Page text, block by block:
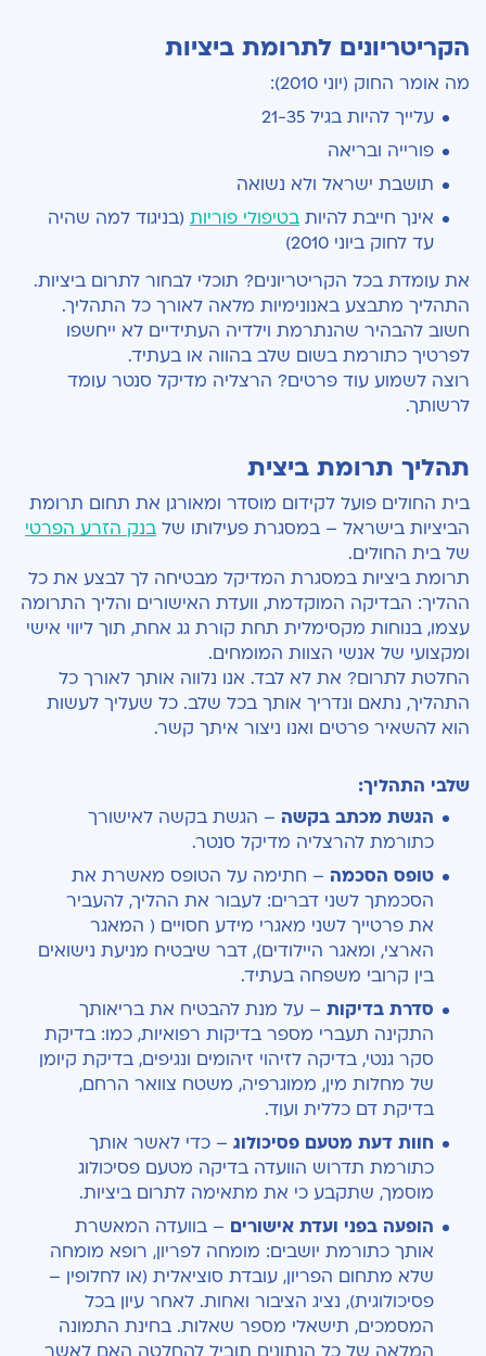
הקריטריונים לתרומת ביציות
מה אומר החוק (יוני 2010):
עלייך להיות בגיל 21-35
פורייה ובריאה
תושבת ישראל ולא נשואה
אינך חייבת להיותבטיפולי פוריות (בניגוד למה שהיה
עד לחוק ביוני 2010)
את עומדת בכל הקריטריונים? תוכלי לבחור לתרום ביציות.
התהליך מתבצע באנונימיות מלאה לאורך כל התהליך.
חשוב להבהיר שהנתרמת וילדיה העתידיים לא ייחשפו
לפרטיך כתורמת בשום שלב בהווה או בעתיד.
רוצה לשמוע עוד פרטים? הרצליה מדיקל סנטר עומד
לרשותך.
תהליך תרומת ביצית
בית החולים פועל לקידום מוסדר ומאורגן את תחום תרומת
הביציות בישראל – במסגרת פעילותו של בנק הזרע הפרטי
של בית החולים.
תרומת ביציות במסגרת המדיקל מבטיחה לך לבצע את כל
ההליך: הבדיקה המוקדמת, וועדת האישורים והליך התרומה
עצמו, בנוחות מקסימלית תחת קורת גג אחת, תוך ליווי אישי
ומקצועי של אנשי הצוות המומחים.
החלטת לתרום? את לא לבד. אנו נלווה אותך לאורך כל
התהליך, נתאם ונדריך אותך בכל שלב. כל שעליך לעשות
הוא להשאיר פרטים ואנו ניצור איתך קשר.
שלבי התהליך:
הגשת מכתב בקשה – הגשת בקשה לאישורך
כתורמת להרצליה מדיקל סנטר.
טופס הסכמה – חתימה על הטופס מאשרת את
הסכמתך לשני דברים: לעבור את ההליך, להעביר
את פרטייך לשני מאגרי מידע חסויים ( המאגר
הארצי, ומאגר היילודים), דבר שיבטיח מניעת נישואים
בין קרובי משפחה בעתיד.
סדרת בדיקות – על מנת להבטיח את בריאותך
התקינה תעברי מספר בדיקות רפואיות, כמו: בדיקת
סקר גנטי, בדיקה לזיהוי זיהומים ונגיפים, בדיקת קיומן
של מחלות מין, ממוגרפיה, משטח צוואר הרחם,
בדיקת דם כללית ועוד.
חוות דעת מטעם פסיכולוג – כדי לאשר אותך
כתורמת תדרוש הוועדה בדיקה מטעם פסיכולוג
מוסמך, שתקבע כי את מתאימה לתרום ביציות.
הופעה בפני ועדת אישורים – בוועדה המאשרת
אותך כתורמת יושבים: מומחה לפריון, רופא מומחה
שלא מתחום הפריון, עובדת סוציאלית (או לחלופין –
פסיכולוגית), נציג הציבור ואחות. לאחר עיון בכל
המסמכים, תישאלי מספר שאלות. בחינת התמונה